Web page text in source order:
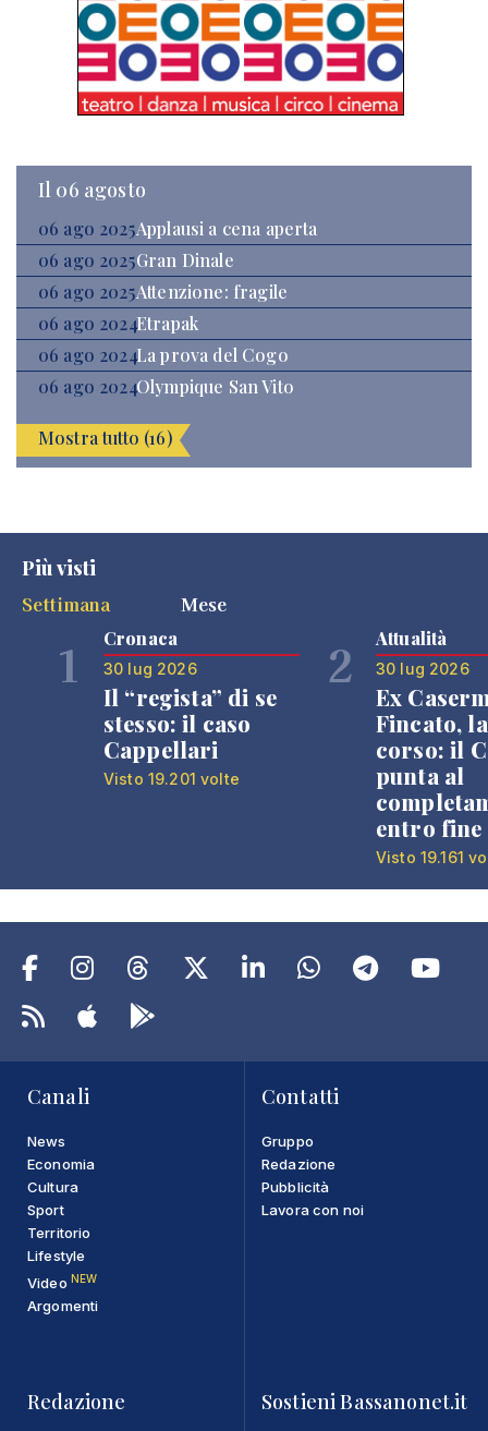
Il 06 agosto
06 ago 2025Applausi a cena aperta
06 ago 2025Gran Dinale
06 ago 2025Attenzione: fragile
06 ago 2024Etrapak
06 ago 2024La prova del Cogo
06 ago 2024Olympique San Vito
Mostra tutto (16)
Più visti
Settimana
Mese
1 Cronaca
30 lug 2026
Il “regista” di se
stesso: il caso
Cappellari
Visto 19.201 volte
2 Attualità
30 lug 2026
Ex
Fincato,
corso: il
punta al
entro fine
Visto 19.161
Canali
News
Economia
Cultura
Sport
Territorio
Lifestyle
Video NEW
Argomenti
Contatti
Gruppo
Redazione
Pubblicità
Lavora con noi
Redazione Sostieni Bassanonet.it